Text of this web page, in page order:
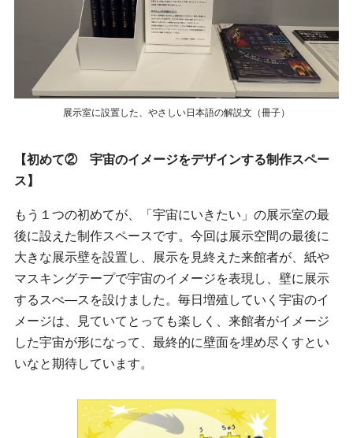
展示室に設置した、やさしい日本語の解説文（冊子）
【初めて② 宇宙のイメージをデザインする制作スペー
ス】
もう１つの初めてが、「宇宙にいきたい」の展示室の最
後に設えた制作スペースです。今回は展示空間の最後に
大きな展示壁を設置し、展示を見終えた来館者が、紙や
マスキングテープで宇宙のイメージを表現し、壁に展示
するスぺ―スを設けました。毎日増殖していく宇宙のイ
メージは、見ていてとっても楽しく、来館者がイメージ
した宇宙が形になって、最終的に壁面を埋め尽くすとい
いなと期待しています。